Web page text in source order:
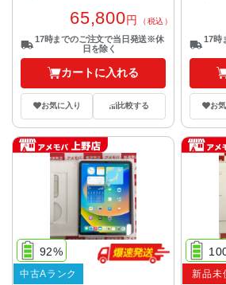
65,800円 （税込）
17時までのご注文で当日発送※休
日を除く
カートに入れる
お気に入り 比較する
17時
お
92%
中古Aランク 新品未